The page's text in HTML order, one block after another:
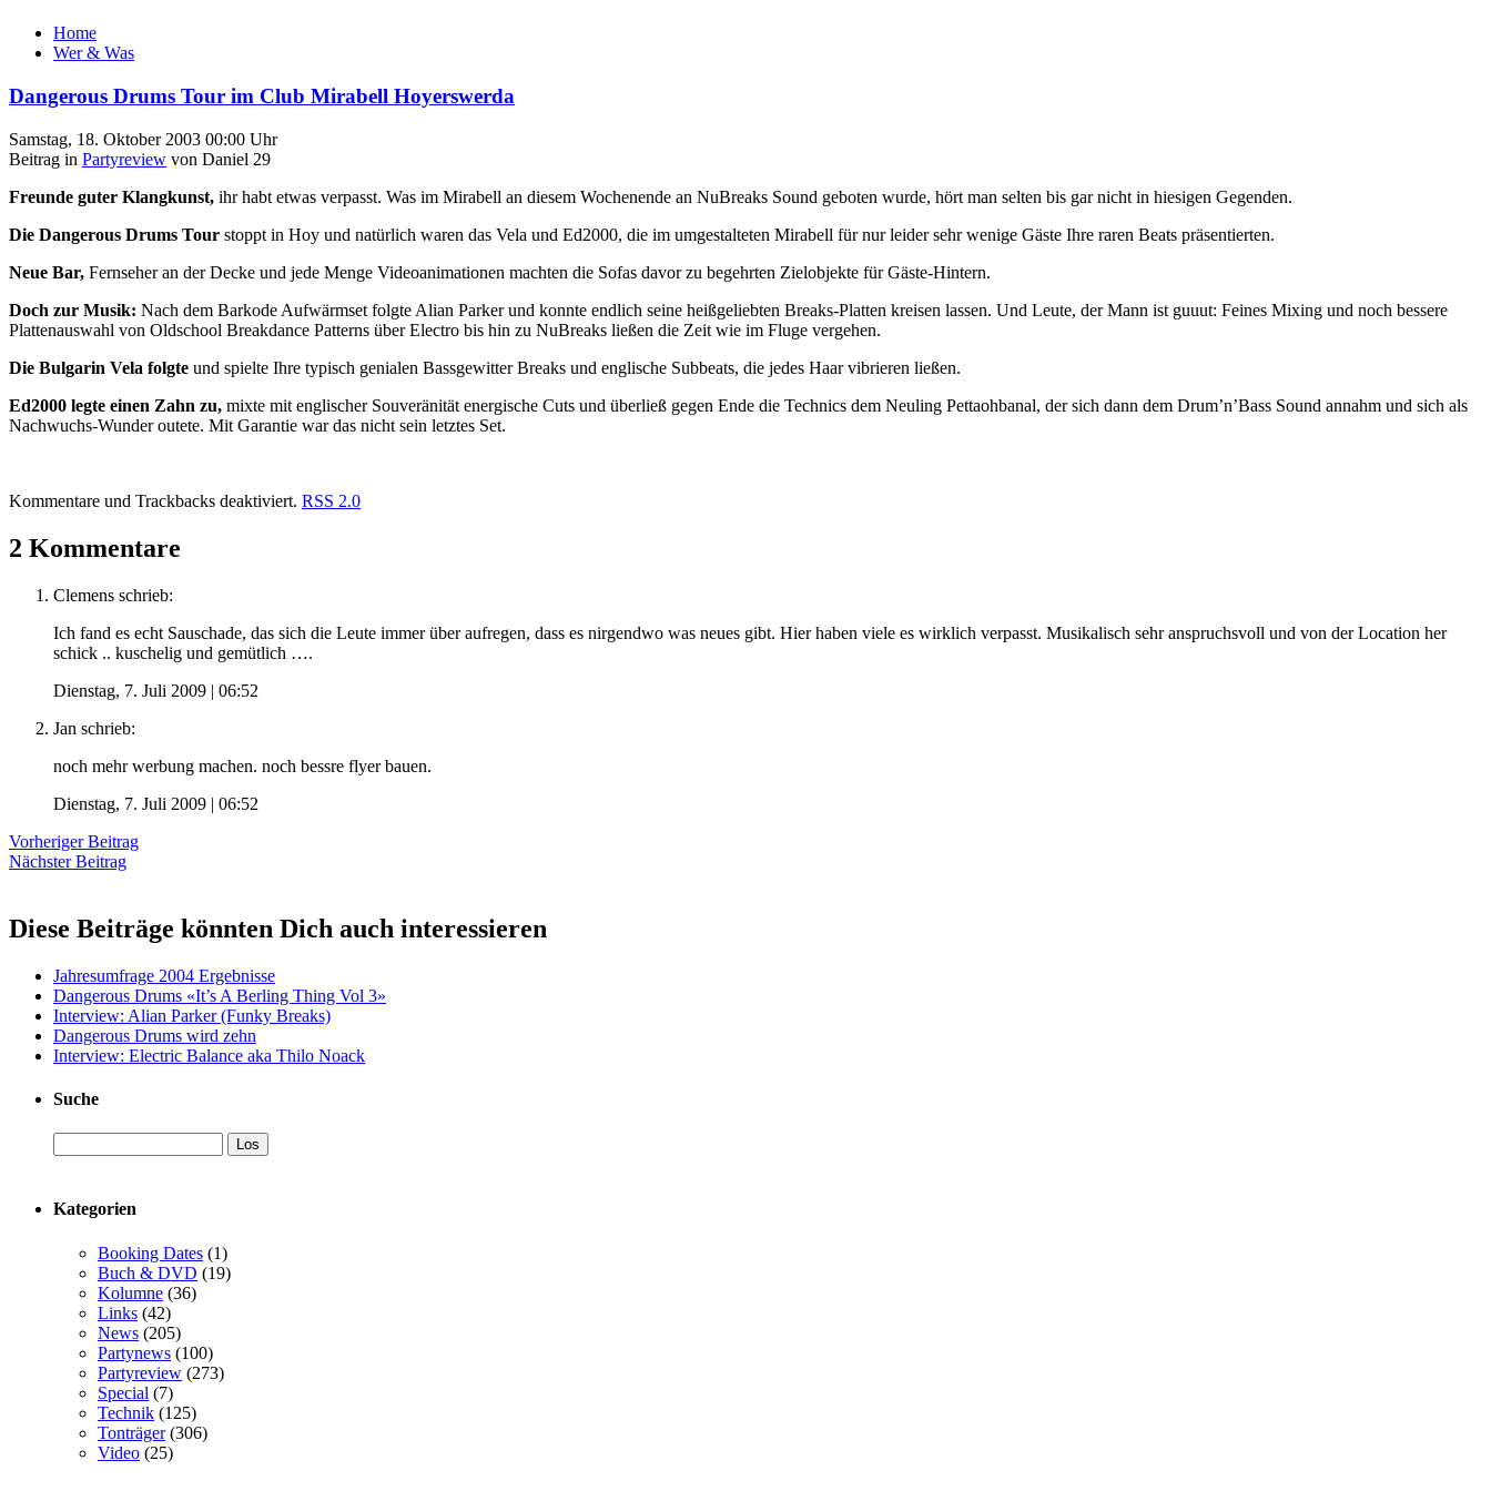
Home
Wer & Was
Dangerous Drums Tour im Club Mirabell Hoyerswerda
Samstag, 18. Oktober 2003 00:00 Uhr
Beitrag in Partyreview von Daniel 29
Freunde guter Klangkunst, ihr habt etwas verpasst. Was im Mirabell an diesem Wochenende an NuBreaks Sound geboten wurde, hört man selten bis gar nicht in hiesigen Gegenden.
Die Dangerous Drums Tour stoppt in Hoy und natürlich waren das Vela und Ed2000, die im umgestalteten Mirabell für nur leider sehr wenige Gäste Ihre raren Beats präsentierten.
Neue Bar, Fernseher an der Decke und jede Menge Videoanimationen machten die Sofas davor zu begehrten Zielobjekte für Gäste-Hintern.
Doch zur Musik: Nach dem Barkode Aufwärmset folgte Alian Parker und konnte endlich seine heißgeliebten Breaks-Platten kreisen lassen. Und Leute, der Mann ist guuut: Feines Mixing und noch bessere
Plattenauswahl von Oldschool Breakdance Patterns über Electro bis hin zu NuBreaks ließen die Zeit wie im Fluge vergehen.
Die Bulgarin Vela folgte und spielte Ihre typisch genialen Bassgewitter Breaks und englische Subbeats, die jedes Haar vibrieren ließen.
Ed2000 legte einen Zahn zu, mixte mit englischer Souveränität energische Cuts und überließ gegen Ende die Technics dem Neuling Pettaohbanal, der sich dann dem Drum’n’Bass Sound annahm und sich als
Nachwuchs-Wunder outete. Mit Garantie war das nicht sein letztes Set.
Kommentare und Trackbacks deaktiviert. RSS 2.0
2 Kommentare
Clemens schrieb:
Ich fand es echt Sauschade, das sich die Leute immer über aufregen, dass es nirgendwo was neues gibt. Hier haben viele es wirklich verpasst. Musikalisch sehr anspruchsvoll und von der Location her
schick .. kuschelig und gemütlich ….
Dienstag, 7. Juli 2009 | 06:52
Jan schrieb:
noch mehr werbung machen. noch bessre flyer bauen.
Dienstag, 7. Juli 2009 | 06:52
Vorheriger Beitrag
Nächster Beitrag
Diese Beiträge könnten Dich auch interessieren
Jahresumfrage 2004 Ergebnisse
Dangerous Drums «It’s A Berling Thing Vol 3»
Interview: Alian Parker (Funky Breaks)
Dangerous Drums wird zehn
Interview: Electric Balance aka Thilo Noack
Suche
Kategorien
Booking Dates (1)
Buch & DVD (19)
Kolumne (36)
Links (42)
News (205)
Partynews (100)
Partyreview (273)
Special (7)
Technik (125)
Tonträger(306)
Video (25)